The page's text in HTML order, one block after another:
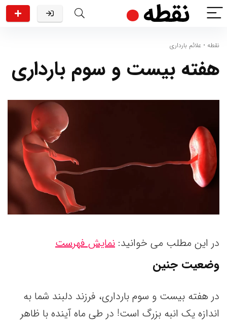
نقطه • علائم بارداری
هفته بیست و سوم بارداری
در این مطلب می خوانید: نمایش فهرست
وضعیت جنین
در هفته بیست و سوم بارداری، فرزند دلبند شما به
اندازه یک انبه بزرگ است! در طی ماه آینده با ظاهر